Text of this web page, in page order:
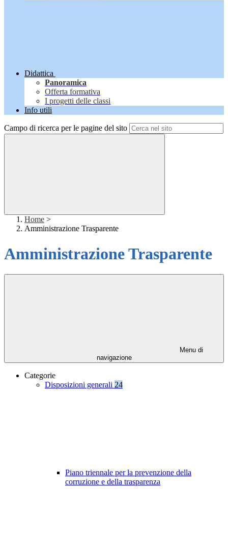
Didattica
Panoramica
Offerta formativa
I progetti delle classi
Info utili
Campo di ricerca per le pagine del sito
Home >
Amministrazione Trasparente
Amministrazione Trasparente
Menu di
navigazione
Categorie
Disposizioni generali 24
Piano triennale per la prevenzione della
corruzione e della trasparenza